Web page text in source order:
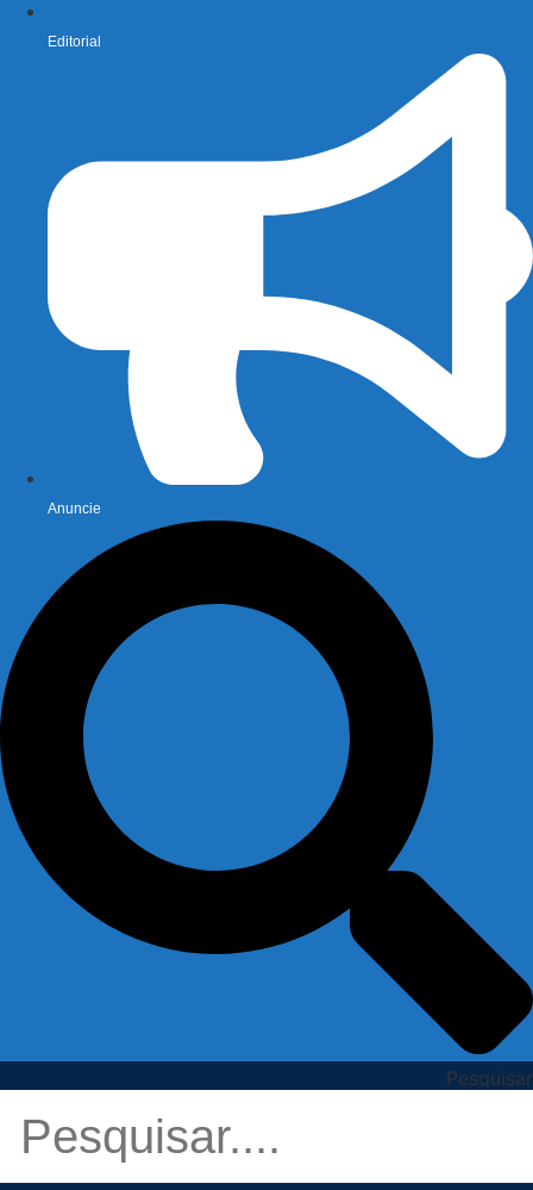
Editorial
Anuncie
Pesquisar